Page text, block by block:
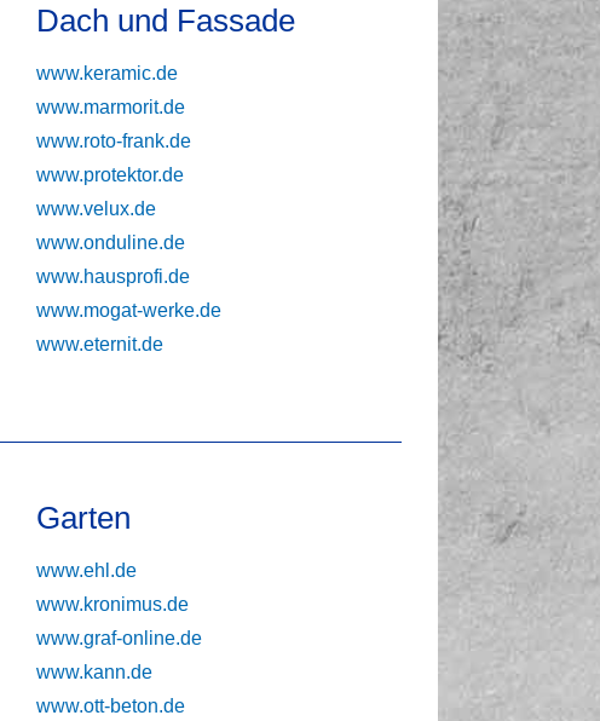
Dach und Fassade
www.keramic.de
www.marmorit.de
www.roto-frank.de
www.protektor.de
www.velux.de
www.onduline.de
www.hausprofi.de
www.mogat-werke.de
www.eternit.de
Garten
www.ehl.de
www.kronimus.de
www.graf-online.de
www.kann.de
www.ott-beton.de